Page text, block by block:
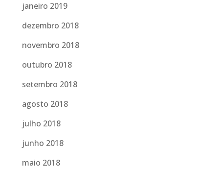
janeiro 2019
dezembro 2018
novembro 2018
outubro 2018
setembro 2018
agosto 2018
julho 2018
junho 2018
maio 2018